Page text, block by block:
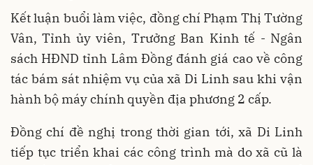
Kết luận buổi làm việc, đồng chí Phạm Thị Tường
Vân, Tỉnh ủy viên, Trưởng Ban Kinh tế - Ngân
sách HĐND tỉnh Lâm Đồng đánh giá cao về công
tác bám sát nhiệm vụ của xã Di Linh sau khi vận
hành bộ máy chính quyền địa phương 2 cấp.
Đồng chí đề nghị trong thời gian tới, xã Di Linh
tiếp tục triển khai các công trình mà do xã cũ là